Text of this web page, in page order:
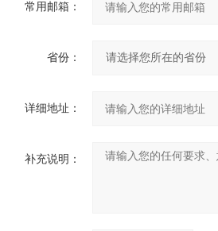
常用邮箱：
省份：
详细地址：
补充说明：